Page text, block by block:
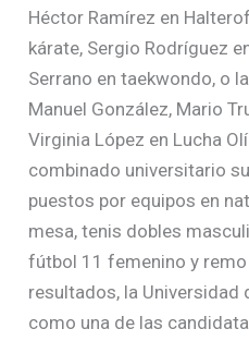
Héctor Ramírez en
kárate, Sergio Rodríguez
Serrano en taekwondo, o
Manuel González, Mario
Virginia López en Lucha
combinado universitario
puestos por equipos en
mesa, tenis dobles
fútbol 11 femenino y
resultados, la Universidad
como una de las